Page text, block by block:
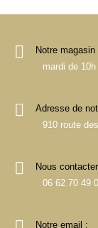
Notre
mardi de
Adresse de
910 route
Nous
06 62 70 49
Notre email :